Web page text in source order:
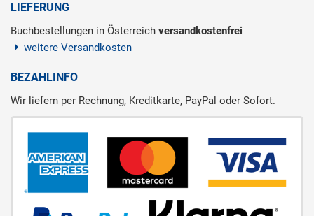
LIEFERUNG
Buchbestellungen in Österreich versandkostenfrei
weitere Versandkosten
BEZAHLINFO
Wir liefern per Rechnung, Kreditkarte, PayPal oder Sofort.